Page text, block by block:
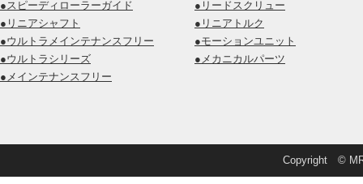
●スピーディローラーガイド
●リニアシャフト
●ウルトラメインテナンスフリー
●ウルトラシリーズ
●メインテナンスフリー
●リードスクリュー
●リニアトルク
●モーションユニット
●メカニカルパーツ
Copyright ©